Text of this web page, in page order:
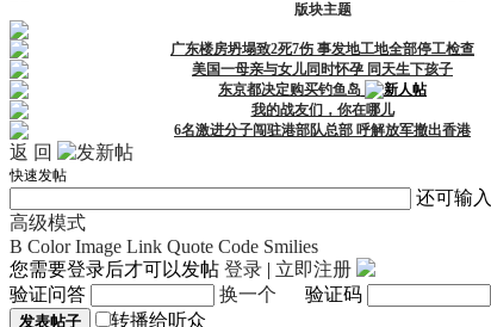
版块主题
广东楼房坍塌致2死7伤 事发地工地全部停工检查
美国一母亲与女儿同时怀孕 同天生下孩子
东京都决定购买钓鱼岛
我的战友们，你在哪儿
6名激进分子闯驻港部队总部 呼解放军撤出香港
返 回
快速发帖
还可输
高级模式
B Color Image Link Quote Code Smilies
您需要登录后才可以发帖 登录 | 立即注册
验证问答
换一个 验证码
发表帖子 转播给听众